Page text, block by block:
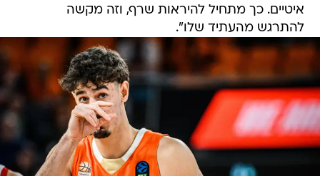
איטיים. כך מתחיל להיראות שרף, וזה מקשה
להתרגש מהעתיד שלו".